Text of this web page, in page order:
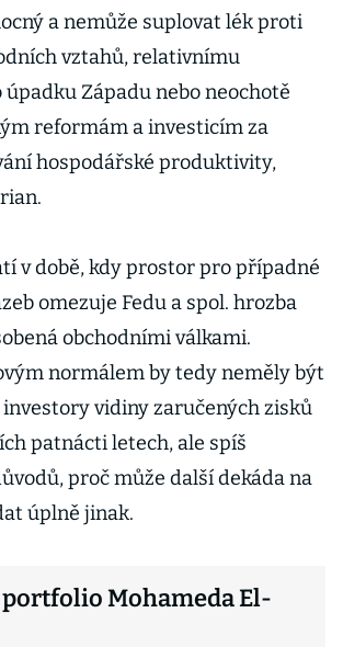
a nemůže suplovat lék proti
vztahů, relativnímu
Západu nebo neochotě
reformám a investicím za
hospodářské produktivity,
v době, kdy prostor pro případné
omezuje Fedu a spol. hrozba
obchodními válkami.
normálem by tedy neměly být
vidiny zaručených zisků
patnácti letech, ale spíš
proč může další dekáda na
úplně jinak.
Mohameda El-